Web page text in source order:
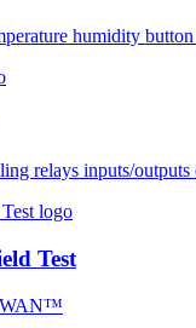
humidity
relays inputs/
Test